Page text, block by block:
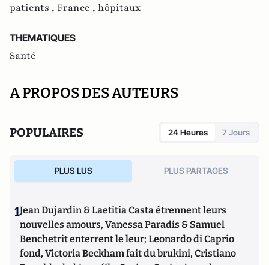
patients , France , hôpitaux
THEMATIQUES
Santé
A PROPOS DES AUTEURS
POPULAIRES 24 Heures 7 Jours
PLUS LUS PLUS PARTAGES
1Jean Dujardin & Laetitia Casta étrennent leurs
nouvelles amours, Vanessa Paradis & Samuel
Benchetrit enterrent le leur; Leonardo di Caprio
fond, Victoria Beckham fait du brukini, Cristiano